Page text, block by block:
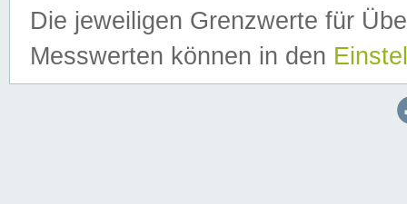
Die jeweiligen Grenzwerte für
Messwerten können in den